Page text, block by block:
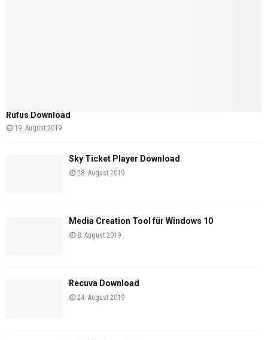
Rufus Download
19. August 2019
Sky Ticket Player Download
28. August 2019
Media Creation Tool für Windows 10
8. August 2019
Recuva Download
24. August 2019